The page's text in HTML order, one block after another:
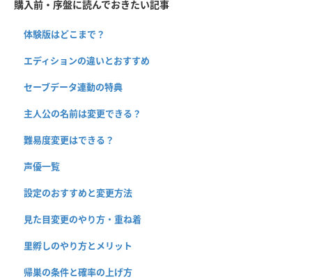
購入前・序盤に読んでおきたい記事
体験版はどこまで？
エディションの違いとおすすめ
セーブデータ連動の特典
主人公の名前は変更できる？
難易度変更はできる？
声優一覧
設定のおすすめと変更方法
見た目変更のやり方・重ね着
里孵しのやり方とメリット
帰巣の条件と確率の上げ方